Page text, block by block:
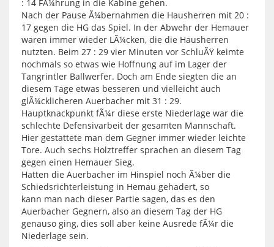
: 14 FÃ¼hrung in die Kabine gehen.
Nach der Pause Ã¼bernahmen die Hausherren mit 20 :
17 gegen die HG das Spiel. In der Abwehr der Hemauer
waren immer wieder LÃ¼cken, die die Hausherren
nutzten. Beim 27 : 29 vier Minuten vor SchluÃŸ keimte
nochmals so etwas wie Hoffnung auf im Lager der
Tangrintler Ballwerfer. Doch am Ende siegten die an
diesem Tage etwas besseren und vielleicht auch
glÃ¼cklicheren Auerbacher mit 31 : 29.
Hauptknackpunkt fÃ¼r diese erste Niederlage war die
schlechte Defensivarbeit der gesamten Mannschaft.
Hier gestattete man dem Gegner immer wieder leichte
Tore. Auch sechs Holztreffer sprachen an diesem Tag
gegen einen Hemauer Sieg.
Hatten die Auerbacher im Hinspiel noch Ã¼ber die
Schiedsrichterleistung in Hemau gehadert, so
kann man nach dieser Partie sagen, das es den
Auerbacher Gegnern, also an diesem Tag der HG
genauso ging, dies soll aber keine Ausrede fÃ¼r die
Niederlage sein.